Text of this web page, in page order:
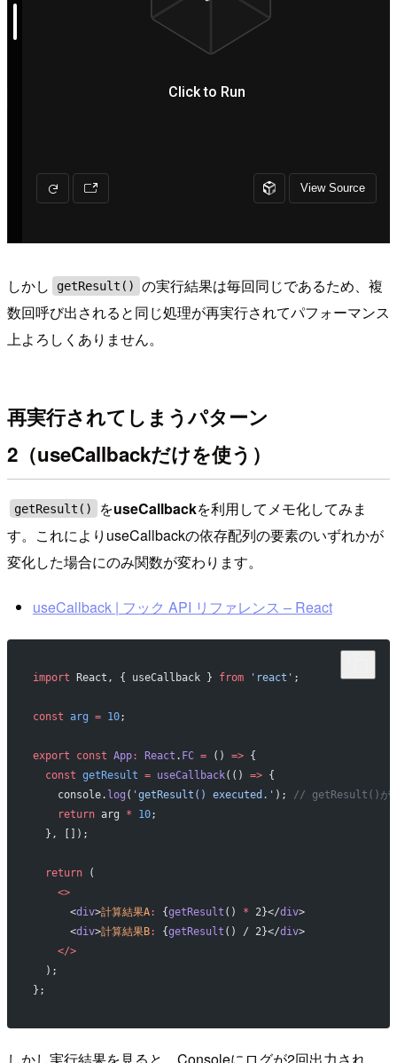
しかし getResult()
の実行結果は毎回同じであるため、複
数回呼び出されると同じ処理が再実行されてパフォーマンス
上よろしくありません。
再実行されてしまうパターン
2（useCallbackだけを使う）
getResult() をuseCallbackを利用してメモ化してみま
す。これによりuseCallbackの依存配列の要素のいずれかが
変化した場合にのみ関数が変わります。
useCallback | フック API リファレンス – React
import React, { useCallback } from 'react' ;
const arg = 10;
export const App: React . FC = () => {
  const
getResult = useCallback(() => {
    console.
log ( 'getResult() executed.' );
// getResult()が何
    return
arg * 10;
  }, []);
  return
(
    <>
      <
div>計算結果A: {getResult () * 2}</div>
      <
div>計算結果B: {getResult () / 2}</div>
    </>
  );
};